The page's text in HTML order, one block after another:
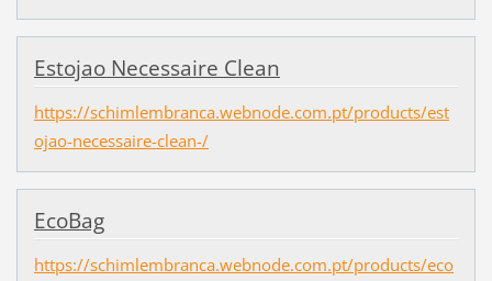
Estojao Necessaire Clean
https://schimlembranca.webnode.com.pt/products/est
ojao-necessaire-clean-/
EcoBag
https://schimlembranca.webnode.com.pt/products/eco